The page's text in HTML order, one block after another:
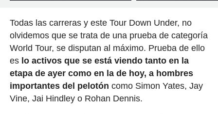
Todas las carreras y este Tour Down Under, no
olvidemos que se trata de una prueba de categoría
World Tour, se disputan al máximo. Prueba de ello
es lo activos que se está viendo tanto en la
etapa de ayer como en la de hoy, a hombres
importantes del pelotón como Simon Yates, Jay
Vine, Jai Hindley o Rohan Dennis.